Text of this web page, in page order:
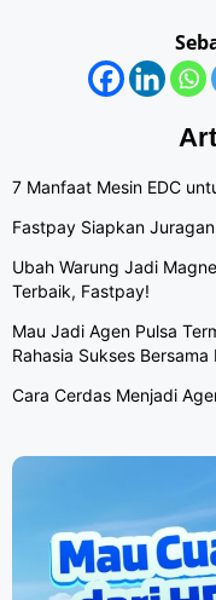
7 Manfaat Mesin EDC
Fastpay Siapkan
Ubah Warung Jadi
Terbaik, Fastpay!
Mau Jadi Agen Pulsa
Rahasia Sukses Bersama
Cara Cerdas Menjadi